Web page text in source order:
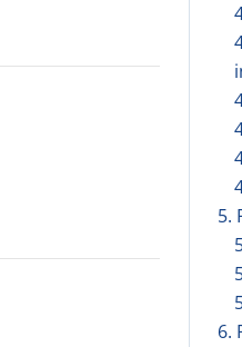
5.
6.